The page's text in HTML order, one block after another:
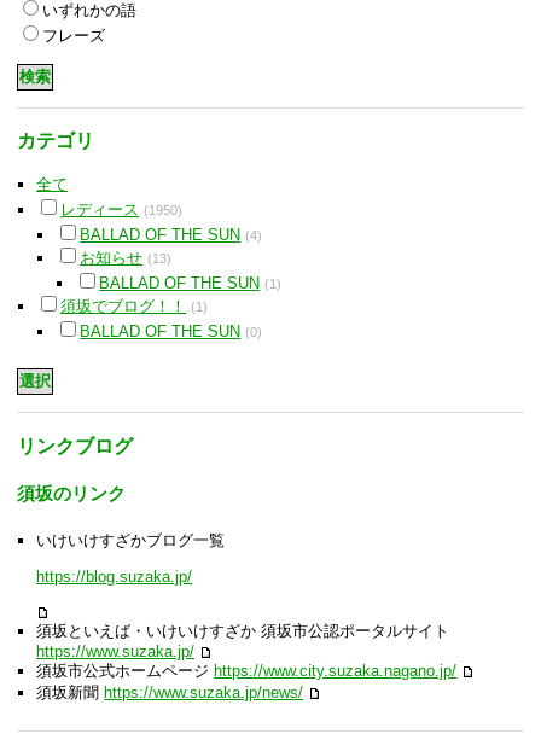
いずれかの語
フレーズ
カテゴリ
全て
レディース (1950)
BALLAD OF THE SUN (4)
お知らせ (13)
BALLAD OF THE SUN (1)
須坂でブログ！！ (1)
BALLAD OF THE SUN (0)
リンクブログ
須坂のリンク
いけいけすざかブログ一覧
https://blog.suzaka.jp/
須坂といえば・いけいけすざか 須坂市公認ポータルサイト
https://www.suzaka.jp/
須坂市公式ホームページhttps://www.city.suzaka.nagano.jp/
須坂新聞https://www.suzaka.jp/news/